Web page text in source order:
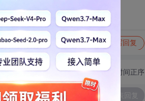
写回复
切换为时间正序